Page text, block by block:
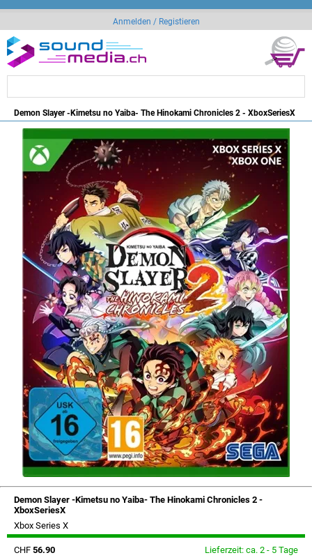
Anmelden / Registieren
Demon Slayer -Kimetsu no Yaiba- The Hinokami Chronicles 2 - XboxSeriesX
Demon Slayer -Kimetsu no Yaiba- The Hinokami Chronicles 2 -
XboxSeriesX
Xbox Series X
CHF 56.90 Lieferzeit: ca. 2 - 5 Tage